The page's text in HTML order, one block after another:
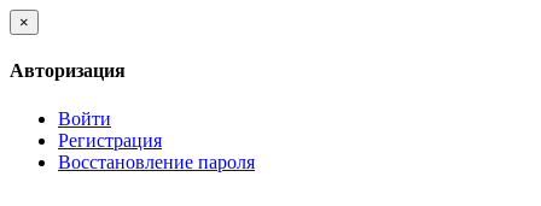
×
Авторизация
Войти
Регистрация
Восстановление пароля